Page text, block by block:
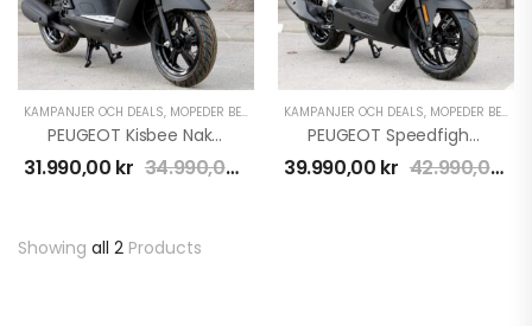
KAMPANJER OCH DEALS, MOPEDER BENSIN PEUGEOT
PEUGEOT Kisbee Naked 4T | 45 | Mad Black | Kampanj
31.990,00 kr 34.990,00
KAMPANJER OCH DEALS, MOPEDER BENSIN
PEUGEOT Speedfight 4T | 45 | Mad Black | Kampanj
39.990,00 kr 42.990,00
Showing all 2 Products